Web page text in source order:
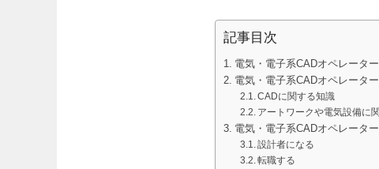
記事目次
電気・電子系CADオペレータ
電気・電子系CADオペレータ
CADに関する知識
アートワークや電気設備に
電気・電子系CADオペレータ
設計者になる
転職する